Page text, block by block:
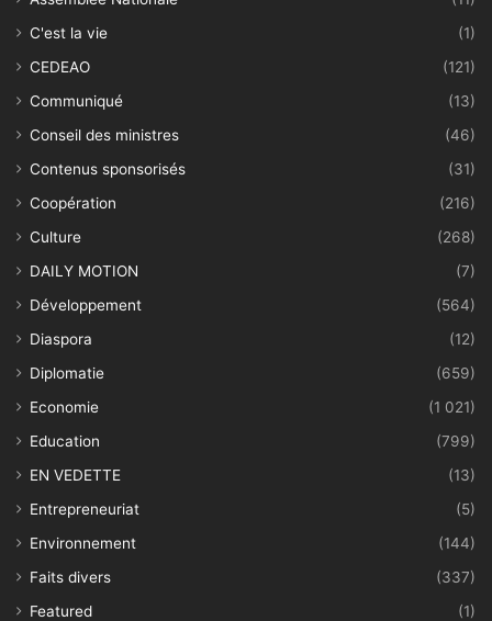
C'est la vie
(1)
CEDEAO
(121)
Communiqué
(13)
Conseil des ministres
(46)
Contenus sponsorisés
(31)
Coopération
(216)
Culture
(268)
DAILY MOTION
(7)
Développement
(564)
Diaspora
(12)
Diplomatie
(659)
Economie
(1 021)
Education
(799)
EN VEDETTE
(13)
Entrepreneuriat
(5)
Environnement
(144)
Faits divers
(337)
Featured
(1)